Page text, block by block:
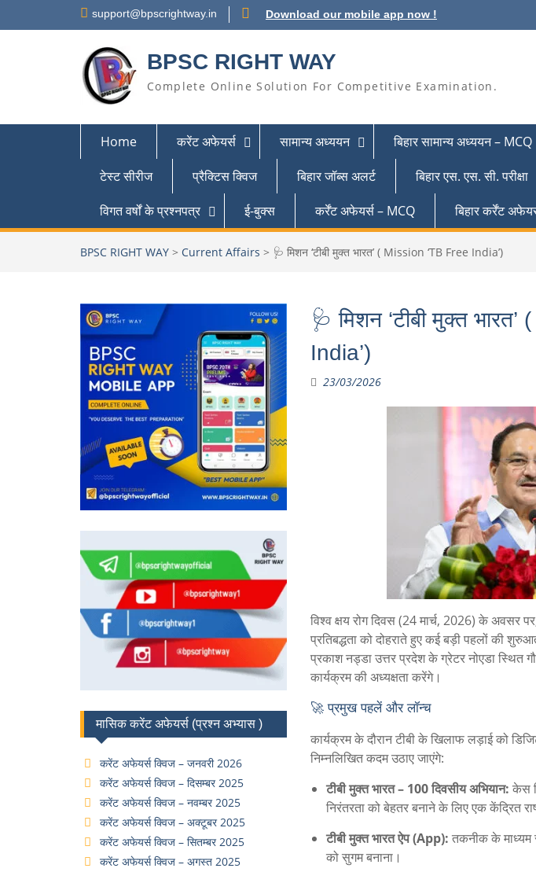
support@bpscrightway.in Download our mobile app now !
BPSC RIGHT WAY
Complete Online Solution For Competitive Examination.
Home करेंट अफेयर्स सामान्य अध्ययन बिहार सामान्य अध्ययन – MCQ
टेस्ट सीरीज
प्रैक्टिस क्विज बिहार जॉब्स अलर्ट बिहार एस. एस. सी. परीक्षा
विगत वर्षों के प्रश्नपत्र
ई-बुक्स कर्रेंट अफेयर्स – MCQ बिहार कर्रेंट
BPSC RIGHT WAY > Current Affairs > 🩺 मिशन ‘टीबी मुक्त भारत’ ( Mission ‘TB Free India’)
🩺 मिशन ‘टीबी मुक्त
India’)
23/03/2026
विश्व क्षय रोग दिवस (24 मार्च, 2026) के अवसर
प्रतिबद्धता को दोहराते हुए कई बड़ी पहलों की
प्रकाश नड्डा उत्तर प्रदेश के ग्रेटर नोएडा स्थित
कार्यक्रम की अध्यक्षता करेंगे।
🚀 प्रमुख पहलें और लॉन्च
कार्यक्रम के दौरान टीबी के खिलाफ लड़ाई को
निम्नलिखित कदम उठाए जाएंगे:
टीबी मुक्त भारत – 100 दिवसीय अभियान: केस
निरंतरता को बेहतर बनाने के लिए एक केंद्रित
टीबी मुक्त भारत ऐप (App): तकनीक के माध्यम
को सुगम बनाना।
मासिक करेंट अफेयर्स (प्रश्न अभ्यास )
करेंट अफेयर्स क्विज – जनवरी 2026
करेंट अफेयर्स क्विज – दिसम्बर 2025
करेंट अफेयर्स क्विज – नवम्बर 2025
करेंट अफेयर्स क्विज – अक्टूबर 2025
करेंट अफेयर्स क्विज – सितम्बर 2025
करेंट अफेयर्स क्विज – अगस्त 2025